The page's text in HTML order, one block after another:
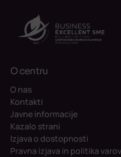
O centru
O nas
Kontakti
Javne informacije
Kazalo strani
Izjava o dostopnosti
Pravna izjava in politika